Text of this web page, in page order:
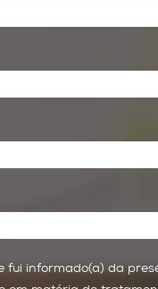
fui informado(a) da